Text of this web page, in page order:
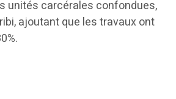
unités carcérales confondues,
ajoutant que les travaux ont